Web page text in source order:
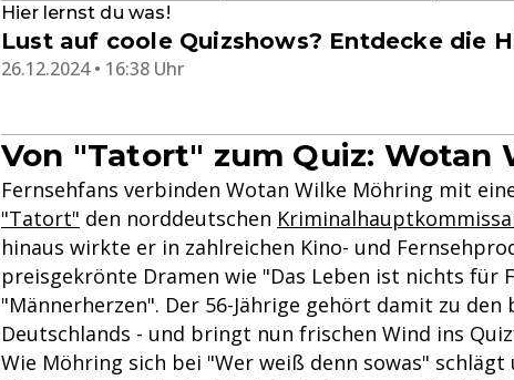
Hier lernst du was!
Lust auf coole Quizshows? Entdecke die
26.12.2024 • 16:38 Uhr
Von "Tatort" zum Quiz: Wotan
Fernsehfans verbinden Wotan Wilke Möhring mit
"Tatort" den norddeutschen
hinaus wirkte er in zahlreichen Kino- und
preisgekrönte Dramen wie "Das Leben ist nichts für
"Männerherzen". Der 56-Jährige gehört damit zu
Deutschlands - und bringt nun frischen Wind ins
Wie Möhring sich bei "Wer weiß denn sowas"